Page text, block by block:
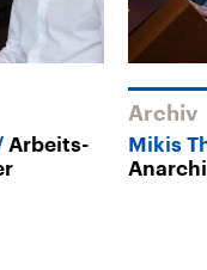
Arbeits-
Archiv
Mikis